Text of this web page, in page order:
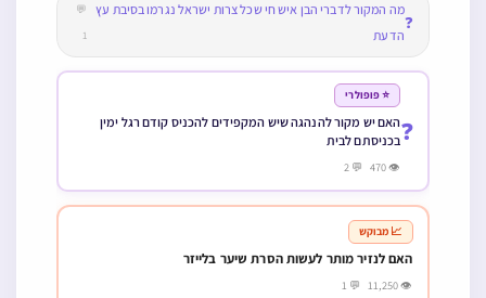
❓
מה המקור לדברי הבן איש חי שכל צרות ישראל נגרמו בסיבת עץ
הדעת
💬
1
❓
⭐ פופולרי
האם יש מקור להנהגה שיש המקפידים להכניס קודם רגל ימין
בכניסתם לבית
👁 470 💬 2
📈 מבוקש
האם לנזיר מותר לעשות הסרת שיער בלייזר
👁 11,250 💬 1